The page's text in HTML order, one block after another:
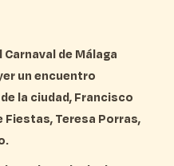
de Málaga
un encuentro
la ciudad,Francisco
Fiestas,Teresa Porras,